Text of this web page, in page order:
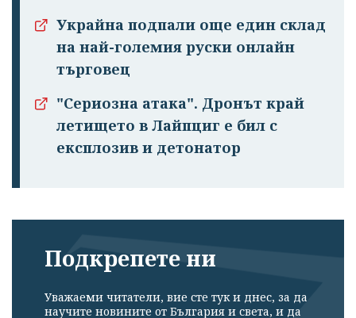
Украйна подпали още един склад
на най-големия руски онлайн
търговец
"Сериозна атака". Дронът край
летището в Лайпциг е бил с
експлозив и детонатор
Подкрепете ни
Уважаеми читатели, вие сте тук и днес, за да
научите новините от България и света, и да